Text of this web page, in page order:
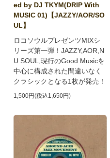
ed by DJ TKYM(DRIP With
MUSIC 01)【JAZZY/AOR/SO
UL】
ロコソウルプレゼンツMIXシ
リーズ第一弾！JAZZY,AOR,N
U SOUL,現行のGood Musicを
中心に構成された間違いなく
クラシックとなる1枚が発売！
1,500円(税込1,650円)